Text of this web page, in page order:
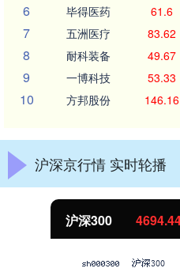
6 毕得医药 61.6
7 五洲医疗 83.62
8 耐科装备 49.67
9 一博科技 53.33
10 方邦股份 146.16
沪深京行情 实时轮播
北证50 1134.24